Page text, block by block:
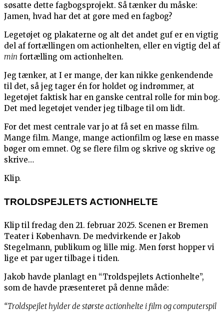
søsatte dette fagbogsprojekt. Så tænker du måske:
Jamen, hvad har det at gøre med en fagbog?
Legetøjet og plakaterne og alt det andet guf er en vigtig
del af fortællingen om actionhelten, eller en vigtig del af
min fortælling om actionhelten.
Jeg tænker, at I er mange, der kan nikke genkendende
til det, så jeg tager én for holdet og indrømmer, at
legetøjet faktisk har en ganske central rolle for min bog.
Det med legetøjet vender jeg tilbage til om lidt.
For det mest centrale var jo at få set en masse film.
Mange film. Mange, mange actionfilm og læse en masse
bøger om emnet. Og se flere film og skrive og skrive og
skrive…
Klip.
TROLDSPEJLETS ACTIONHELTE
Klip til fredag den 21. februar 2025. Scenen er Bremen
Teater i København. De medvirkende er Jakob
Stegelmann, publikum og lille mig. Men først hopper vi
lige et par uger tilbage i tiden.
Jakob havde planlagt en “Troldspejlets Actionhelte”,
som de havde præsenteret på denne måde:
“Troldspejlet hylder de største actionhelte i film og computerspil